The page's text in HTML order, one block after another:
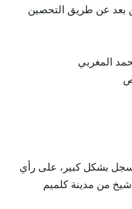
بعد عن طريق التحصين
المغربي
بشكل كبير، على رأي
من مدينة كلميم